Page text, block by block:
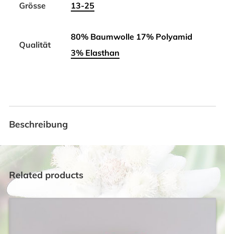
Grösse 13-25
Qualität
80% Baumwolle 17% Polyamid
3% Elasthan
Beschreibung
Related products